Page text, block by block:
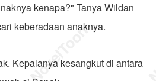
kenapa?" Tanya Wildan
keberadaan anaknya.
Kepalanya kesangkut di antara